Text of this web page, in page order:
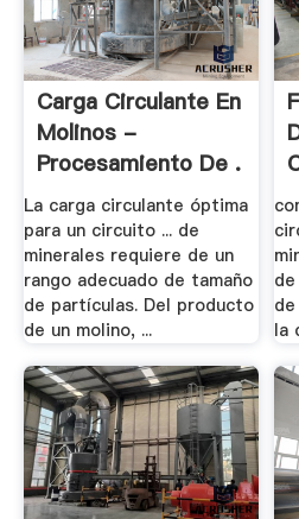
Carga Circulante En
Molinos -
Procesamiento De .
La carga circulante óptima
para un circuito ... de
minerales requiere de un
rango adecuado de tamaño
de partículas. Del producto
de un molino, ...
la